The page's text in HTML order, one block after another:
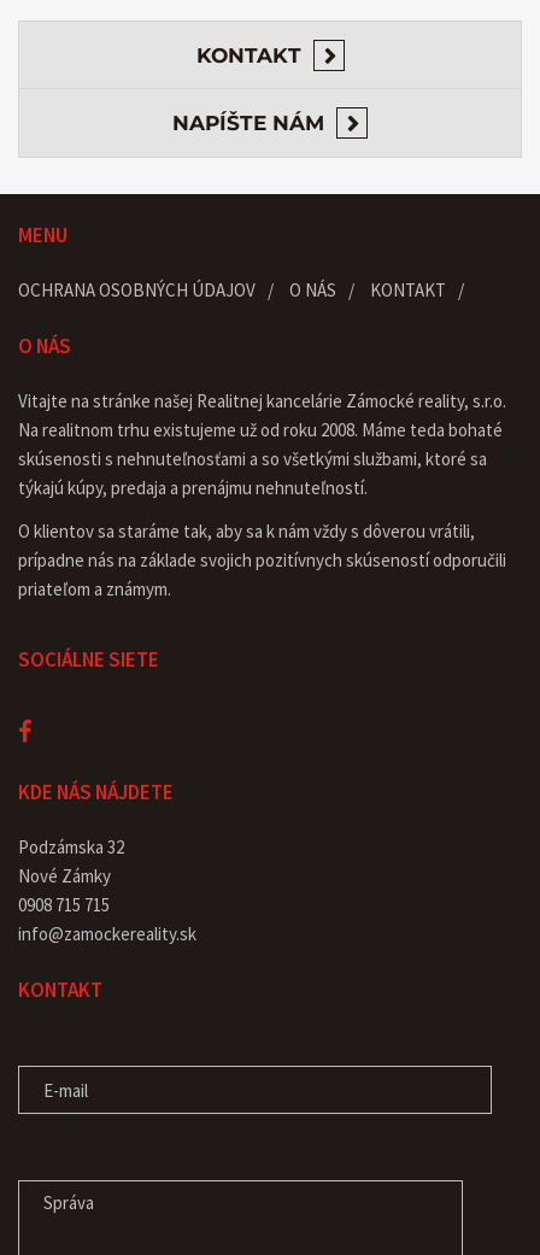
KONTAKT
NAPÍŠTE NÁM
MENU
OCHRANA OSOBNÝCH ÚDAJOV O NÁS KONTAKT
O NÁS
Vitajte na stránke našej Realitnej kancelárie Zámocké reality, s.r.o.
Na realitnom trhu existujeme už od roku 2008. Máme teda bohaté
skúsenosti s nehnuteľnosťami a so všetkými službami, ktoré sa
týkajú kúpy, predaja a prenájmu nehnuteľností.
O klientov sa staráme tak, aby sa k nám vždy s dôverou vrátili,
prípadne nás na základe svojich pozitívnych skúseností odporučili
priateľom a známym.
SOCIÁLNE SIETE
KDE NÁS NÁJDETE
Podzámska 32
Nové Zámky
0908 715 715
info@zamockereality.sk
KONTAKT